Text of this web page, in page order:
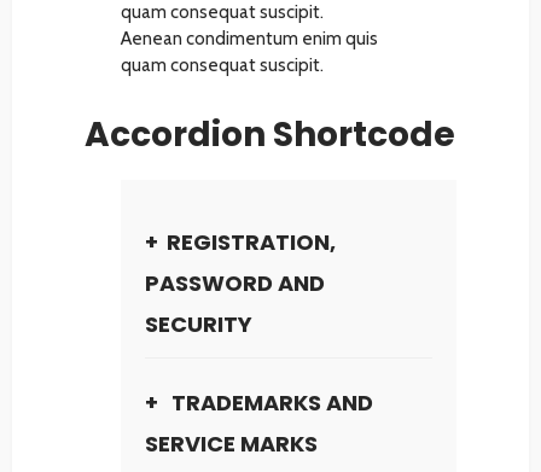
quam consequat suscipit.
Aenean condimentum enim quis
quam consequat suscipit.
Accordion Shortcode
REGISTRATION,
PASSWORD AND
SECURITY
TRADEMARKS AND
SERVICE MARKS